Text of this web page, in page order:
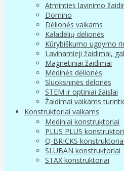
Atminties lavinimo
Domino
Dėlionės vaikams
Kaladėlių dėlionės
Kūrybiškumo ugdymo
Lavinamieji žaidimai,
Magnetiniai žaidimai
Medinės dėlionės
Sluoksninės dėlonės
STEM ir optiniai žaislai
Žaidimai vaikams
Konstruktoriai vaikams
Mediniai konstruktoriai
PLUS PLUS
Q-BRICKS konstruktoriai
SLUBAN konstruktoriai
STAX konstruktoriai